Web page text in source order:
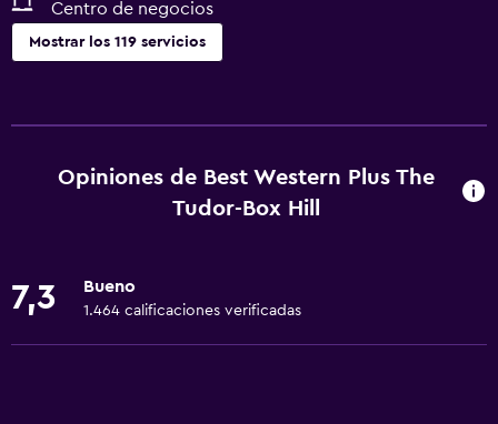
Centro de negocios
Mostrar los 119 servicios
Copas
Tetera eléctrica
Utensilios de cocina
Horno
Microondas
Opiniones de Best Western Plus The
Tudor-Box Hill
7,3 Bueno
1.464 calificaciones verificadas